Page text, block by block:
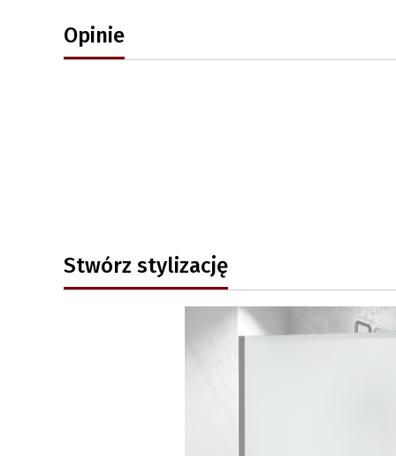
Opinie
Stwórz stylizację